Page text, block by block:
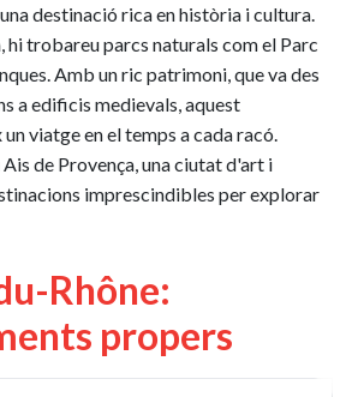
destinació rica en història i cultura.
hi trobareu parcs naturals com el Parc
Amb un ric patrimoni, que va des
a edificis medievals, aquest
viatge en el temps a cada racó.
de Provença, una ciutat d'art i
imprescindibles per explorar
Rhône:
propers